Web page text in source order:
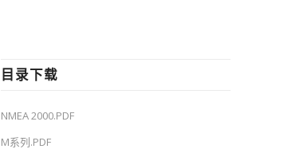
目录下载
NMEA 2000.PDF
M系列.PDF